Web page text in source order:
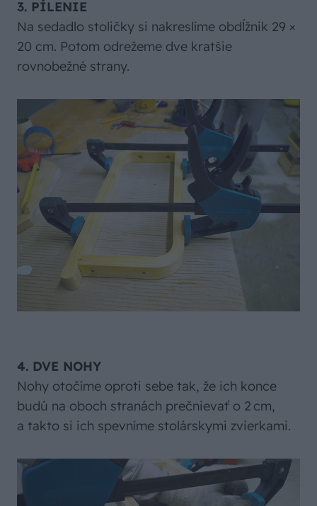
3. PÍLENIE
Na sedadlo stoličky si nakreslíme obdĺžnik 29 ×
20 cm. Potom odrežeme dve kratšie
rovnobežné strany.
4. DVE NOHY
Nohy otočíme oproti sebe tak, že ich konce
budú na oboch stranách prečnievať o 2 cm,
a takto si ich spevníme stolárskymi zvierkami.